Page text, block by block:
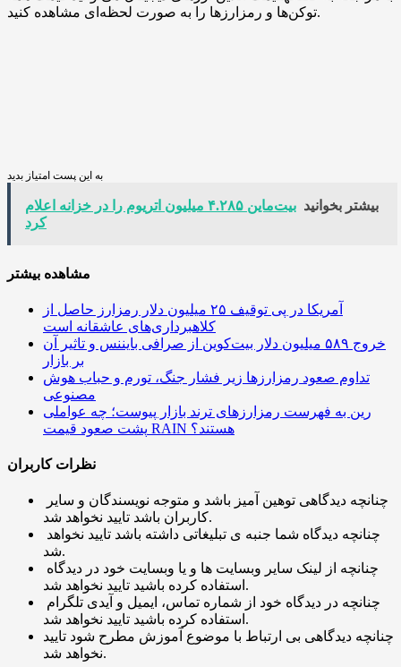
توکن‌ها و رمزارزها را به صورت لحظه‌ای مشاهده کنید.
به این پست امتیاز بدید
بیشتر بخوانید
بیت‌ماین ۴.۲۸۵ میلیون اتریوم را در خزانه اعلام
کرد
مشاهده بیشتر
آمریکا در پی توقیف ۲۵ میلیون دلار رمزارز حاصل از
کلاهبرداری‌های عاشقانه است
خروج ۵۸۹ میلیون دلار بیت‌کوین از صرافی بایننس و تاثیر آن
بر بازار
تداوم صعود رمزارزها زیر فشار جنگ، تورم و حباب هوش
مصنوعی
رین به فهرست رمزارزهای ترند بازار پیوست؛ چه عواملی
پشت صعود قیمت RAIN هستند؟
نظرات کاربران
کاربران باشد تایید نخواهد شد.
شد.
استفاده کرده باشید تایید نخواهد شد.
استفاده کرده باشید تایید نخواهد شد.
چنانچه دیدگاهی بی ارتباط با موضوع آموزش مطرح شود تایید
نخواهد شد.